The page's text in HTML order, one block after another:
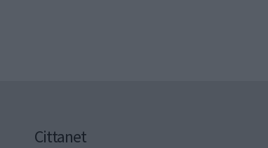
Cittanet